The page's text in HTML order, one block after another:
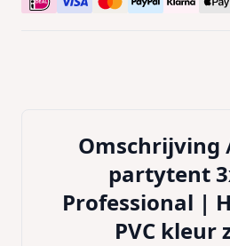
Omschrijving
partytent
Professional |
PVC kleur